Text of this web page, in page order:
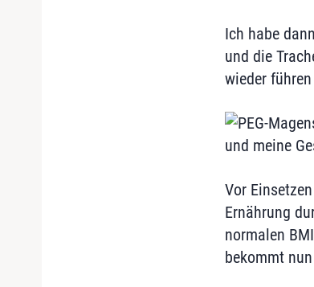
Ich habe
und die
wieder
und meine
Vor
Ernährung
normalen
bekommt